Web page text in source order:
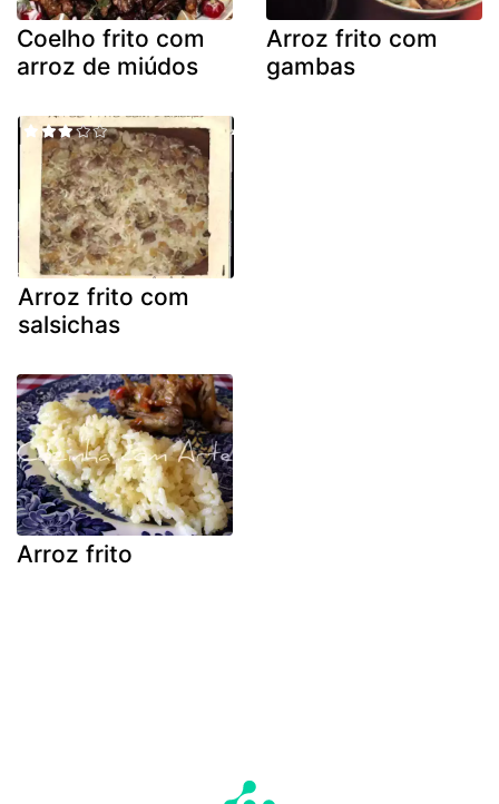
Coelho frito com
arroz de miúdos
Arroz frito com
gambas
Arroz frito com
salsichas
Arroz frito